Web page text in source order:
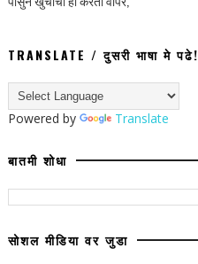
TRANSLATE / दुसरी भाषा मे पढे!
Powered by Translate
बातमी शोधा
सोशल मीडिया वर जुडा